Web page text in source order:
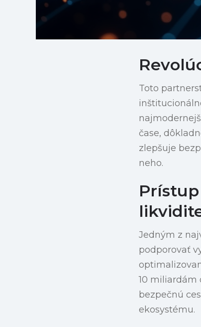
Toto
čase,
zlepšuje
neho.
Jedným z
podporovať
10 miliardám
bezpečnú
ekosystému.